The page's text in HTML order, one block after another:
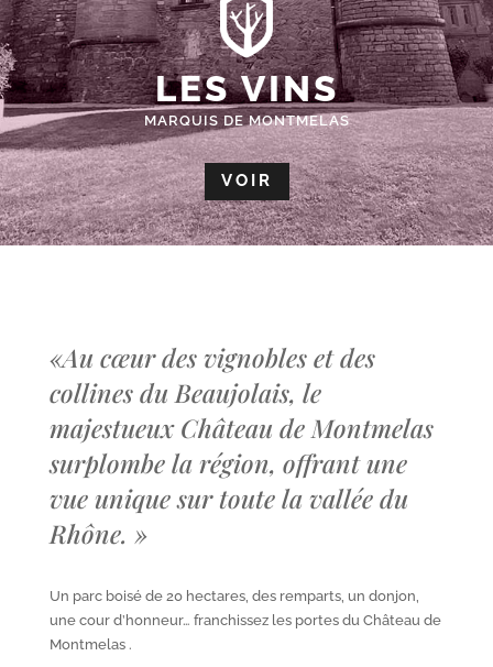
LES VINS
MARQUIS DE MONTMELAS
VOIR
«Au cœur des vignobles et des
collines du Beaujolais, le
majestueux Château de Montmelas
surplombe la région, offrant une
vue unique sur toute la vallée du
Rhône. »
Un parc boisé de 20 hectares, des remparts, un donjon,
une cour d’honneur… franchissez les portes du Château de
Montmelas .